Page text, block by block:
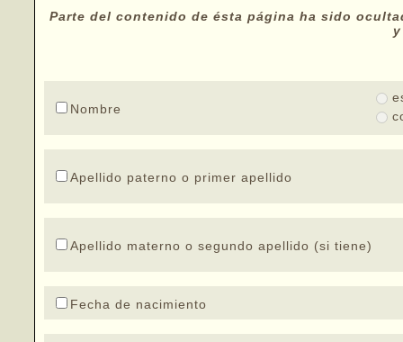
Parte del contenido de ésta página ha sido
Nombre
Apellido paterno o primer apellido
Apellido materno o segundo apellido (si tiene)
Fecha de nacimiento